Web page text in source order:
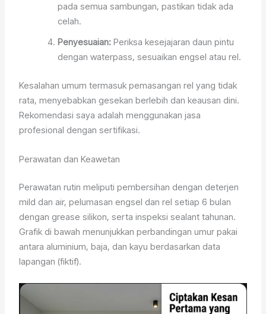
pada semua sambungan, pastikan tidak ada
celah.
Penyesuaian: Periksa kesejajaran daun pintu
dengan waterpass, sesuaikan engsel atau rel.
Kesalahan umum termasuk pemasangan rel yang tidak
rata, menyebabkan gesekan berlebih dan keausan dini.
Rekomendasi saya adalah menggunakan jasa
profesional dengan sertifikasi.
Perawatan dan Keawetan
Perawatan rutin meliputi pembersihan dengan deterjen
mild dan air, pelumasan engsel dan rel setiap 6 bulan
dengan grease silikon, serta inspeksi sealant tahunan.
Grafik di bawah menunjukkan perbandingan umur pakai
antara aluminium, baja, dan kayu berdasarkan data
lapangan (fiktif).